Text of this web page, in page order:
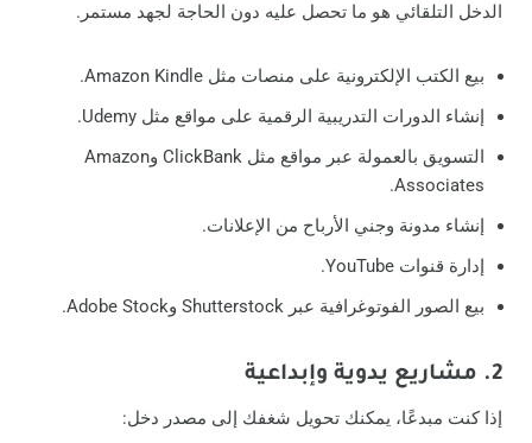
الدخل التلقائي هو ما تحصل عليه دون الحاجة لجهد مستمر.
بيع الكتب الإلكترونية على منصات مثل Amazon Kindle.
إنشاء الدورات التدريبية الرقمية على مواقع مثل Udemy.
التسويق بالعمولة عبر مواقع مثل ClickBank وAmazon
Associates.
إنشاء مدونة وجني الأرباح من الإعلانات.
إدارة قنوات YouTube.
بيع الصور الفوتوغرافية عبر Shutterstock وAdobe Stock.
2. مشاريع يدوية وإبداعية
إذا كنت مبدعًا، يمكنك تحويل شغفك إلى مصدر دخل: